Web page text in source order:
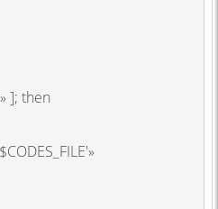
]; then